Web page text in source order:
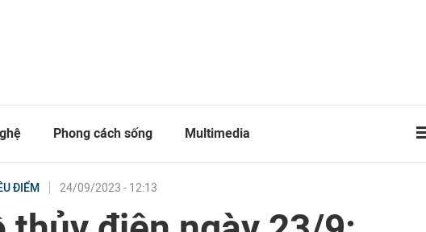
Phong cách sống Multimedia
ĐIỂM 24/09/2023 - 12:13